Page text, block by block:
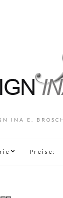
INA E.
Preise: